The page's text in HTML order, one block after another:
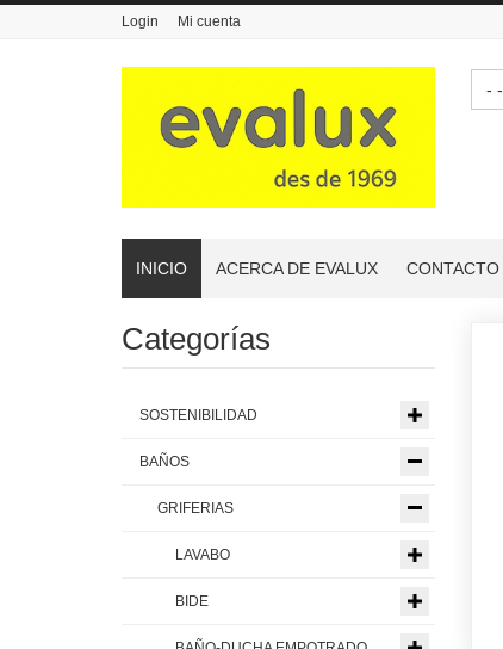
Login Mi cuenta
INICIO ACERCA DE EVALUX CONTACTO
Categorías
SOSTENIBILIDAD
BAÑOS
GRIFERIAS
LAVABO
BIDE